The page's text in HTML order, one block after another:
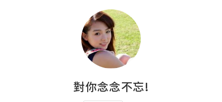
對你念念不忘!